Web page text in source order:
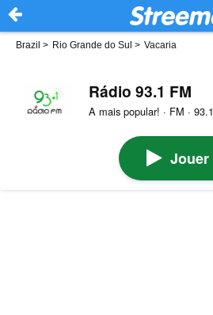
Brazil > Rio Grande do Sul > Vacaria
Rádio 93.1 FM
A mais popular! · FM · 93.1
Jouer